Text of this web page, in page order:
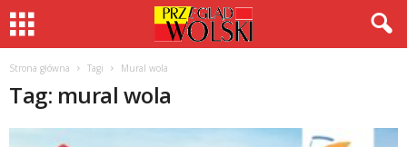
Strona główna Tagi Mural wola
Tag: mural wola